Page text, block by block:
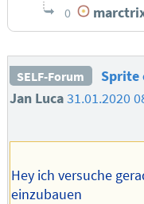
0
SELF-Forum
Sprite
Jan Luca31.01.2020
Hey ich versuche
einzubauen